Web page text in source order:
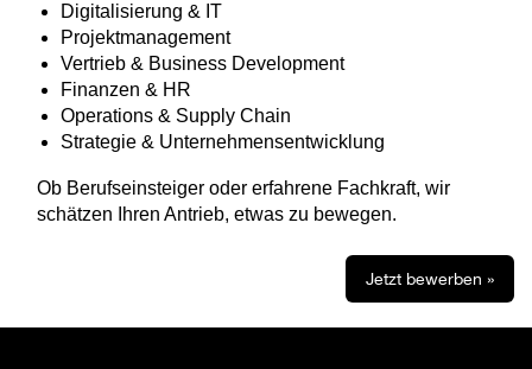
Digitalisierung & IT
Projektmanagement
Vertrieb & Business Development
Finanzen & HR
Operations & Supply Chain
Strategie & Unternehmensentwicklung
Ob Berufseinsteiger oder erfahrene Fachkraft, wir
schätzen Ihren Antrieb, etwas zu bewegen.
Jetzt bewerben »